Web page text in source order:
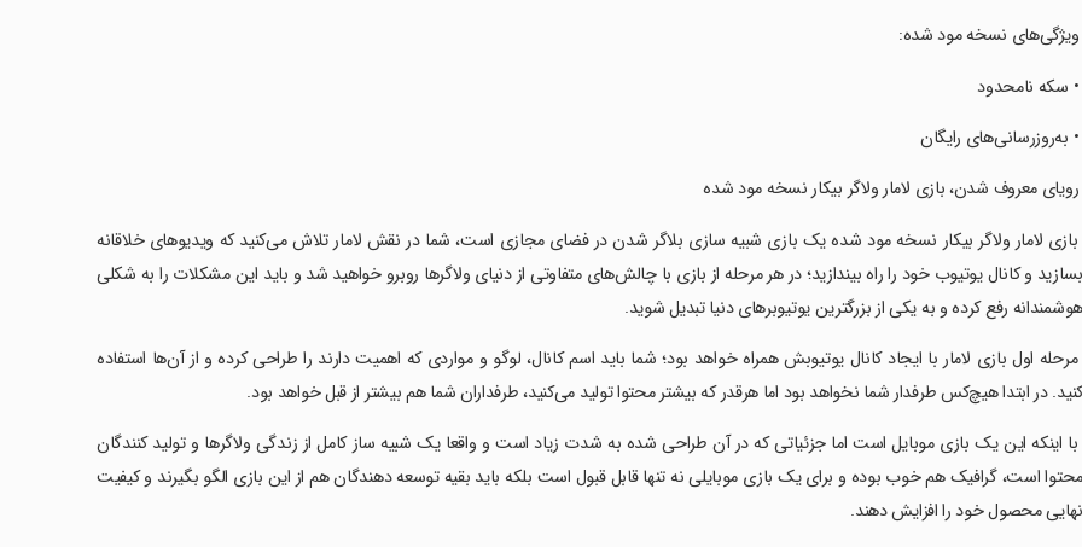
‏ ویژگی‌های نسخه مود شده:
‏ • سکه نامحدود
‏ • به‌روزرسانی‌های رایگان
‏ رویای معروف شدن، بازی لامار ولاگر بیکار نسخه مود شده
‏ بازی لامار ولاگر بیکار نسخه مود شده یک بازی شبیه سازی بلاگر شدن در فضای مجازی است، شما در نقش لامار تلاش می‌کنید که ویدیوهای خلاقانه
بسازید و کانال یوتیوب خود را راه بیندازید؛ در هر مرحله از بازی با چالش‌های متفاوتی از دنیای ولاگرها روبرو خواهید شد و باید این مشکلات را به شکلی
هوشمندانه رفع کرده و به یکی از بزرگترین یوتیوبرهای دنیا تبدیل شوید.
‏ مرحله اول بازی لامار با ایجاد کانال یوتیوبش همراه خواهد بود؛ شما باید اسم کانال، لوگو و مواردی که اهمیت دارند را طراحی کرده و از آن‌ها استفاده
کنید. در ابتدا هیچ‌کس طرفدار شما نخواهد بود اما هرقدر که بیشتر محتوا تولید می‌کنید، طرفداران شما هم بیشتر از قبل خواهد بود.
‏ با اینکه این یک بازی موبایل است اما جزئیاتی که در آن طراحی شده به شدت زیاد است و واقعا یک شبیه ساز کامل از زندگی ولاگرها و تولید کنندگان
محتوا است، گرافیک هم خوب بوده و برای یک بازی موبایلی نه تنها قابل قبول است بلکه باید بقیه توسعه دهندگان هم از این بازی الگو بگیرند و کیفیت
نهایی محصول خود را افزایش دهند.